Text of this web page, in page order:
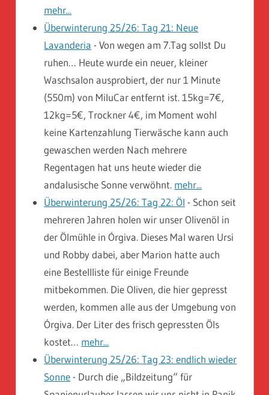
mehr...
Überwinterung 25/26: Tag 21: Neue
Lavanderia - Von wegen am 7.Tag sollst Du
ruhen… Heute wurde ein neuer, kleiner
Waschsalon ausprobiert, der nur 1 Minute
(550m) von MiluCar entfernt ist. 15kg=7€,
12kg=5€, Trockner 4€, im Moment wohl
keine Kartenzahlung Tierwäsche kann auch
gewaschen werden Nach mehrere
Regentagen hat uns heute wieder die
andalusische Sonne verwöhnt. mehr...
Überwinterung 25/26: Tag 22: Öl - Schon seit
mehreren Jahren holen wir unser Olivenöl in
der Ölmühle in Órgiva. Dieses Mal waren Ursi
und Robby dabei, aber Marion hatte auch
eine Bestellliste für einige Freunde
mitbekommen. Die Oliven, die hier gepresst
werden, kommen alle aus der Umgebung von
Órgiva. Der Liter des frisch gepressten Öls
kostet… mehr...
Überwinterung 25/26: Tag 23: endlich wieder
Sonne - Durch die „Bildzeitung“ für